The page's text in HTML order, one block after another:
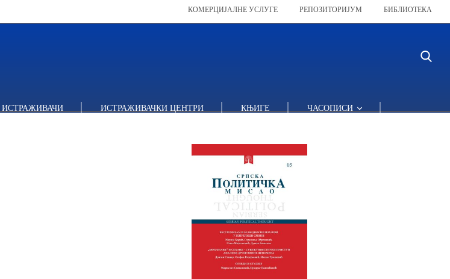
КОМЕРЦИЈАЛНЕ УСЛУГЕ РЕПОЗИТОРИЈУМ БИБЛИОТЕКА
ИСТРАЖИВАЧИ ИСТРАЖИВАЧКИ ЦЕНТРИ КЊИГЕ ЧАСОПИСИ